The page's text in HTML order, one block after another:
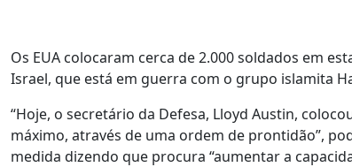
Os EUA colocaram cerca de 2.000 soldados em
Israel, que está em guerra com o grupo islamita
“Hoje, o secretário da Defesa, Lloyd Austin,
máximo, através de uma ordem de prontidão”,
medida dizendo que procura “aumentar a